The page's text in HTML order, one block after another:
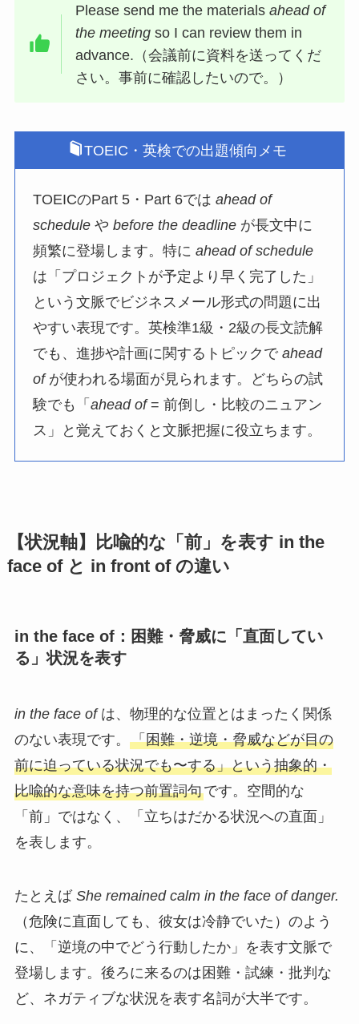
Please send me the materialsahead of
the meeting so I can review them in
advance.（会議前に資料を送ってくだ
さい。事前に確認したいので。）
TOEIC・英検での出題傾向メモ
TOEICのPart 5・Part 6ではahead of
schedule やbefore the deadline が長文中に
頻繁に登場します。特にahead of schedule
は「プロジェクトが予定より早く完了した」
という文脈でビジネスメール形式の問題に出
やすい表現です。英検準1級・2級の長文読解
でも、進捗や計画に関するトピックでahead
ofが使われる場面が見られます。どちらの試
験でも「ahead of= 前倒し・比較のニュアン
ス」と覚えておくと文脈把握に役立ちます。
【状況軸】比喩的な「前」を表す in the
face of と in front of の違い
in the face of：困難・脅威に「直面してい
る」状況を表す
in the face ofは、物理的な位置とはまったく関係
のない表現です。 「困難・逆境・脅威などが目の
前に迫っている状況でも〜する」という抽象的・
比喩的な意味を持つ前置詞句です。空間的な
「前」ではなく、「立ちはだかる状況への直面」
を表します。
たとえば She remained calm in the face of danger.
（危険に直面しても、彼女は冷静でいた）のよう
に、「逆境の中でどう行動したか」を表す文脈で
登場します。後ろに来るのは困難・試練・批判な
ど、ネガティブな状況を表す名詞が大半です。